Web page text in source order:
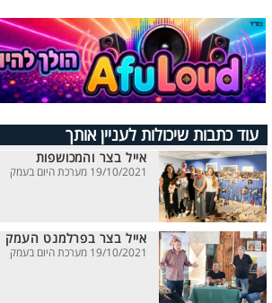
עוד כתבות שיכולות לעניין אותך
אייל בצר והמכושפות
19/10/2021 מערכת היום בעמק
אייל בצר בפרלמנט העמק
19/10/2021 מערכת היום בעמק